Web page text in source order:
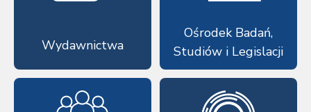
Wydawnictwa
Ośrodek Badań,
Studiów i Legislacji